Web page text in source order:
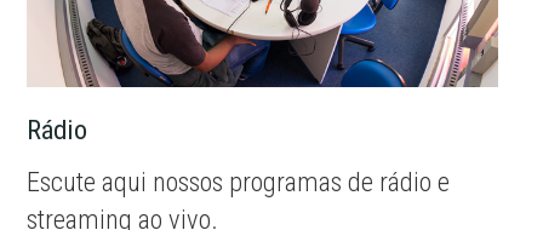
Rádio
Escute aqui nossos programas de rádio e
streaming ao vivo.